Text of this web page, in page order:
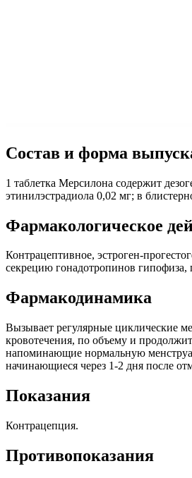
Состав и форма
1 таблетка Мерсилона содержит
этинилэстрадиола 0,02 мг; в
Фармакологическое
Контрацептивное, эстроген-
секрецию гонадотропинов гипофиза,
Фармакодинамика
Вызывает регулярные циклические
кровотечения, по объему и
напоминающие нормальную
начинающиеся через 1-2 дня после
Показания
Контрацепция.
Противопоказания